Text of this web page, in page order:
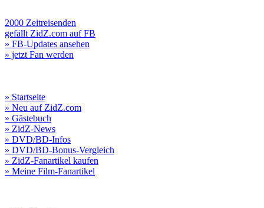
2000 Zeitreisenden
gefällt ZidZ.com auf FB
» FB-Updates ansehen
» jetzt Fan werden
» Startseite
» Neu auf ZidZ.com
» Gästebuch
» ZidZ-News
» DVD/BD-Infos
» DVD/BD-Bonus-Vergleich
» ZidZ-Fanartikel kaufen
» Meine Film-Fanartikel